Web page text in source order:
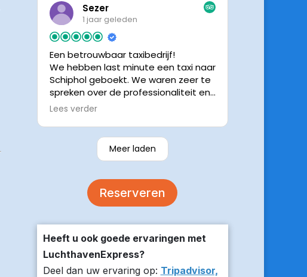
staat.Altijd nette chauffeurs, en in
mijn geval is het voordeliger dan
parkeren op P3 bij 9 dagen parkeren.
En dan hopen dat je auto geen
schade heeft ivm de krappe
parkeervakken. Ik beveel
Luchthavenexpress dan ook zeker
aan.
Sezer
1 jaar geleden
Een betrouwbaar taxibedrijf!
We hebben last minute een taxi naar
Schiphol geboekt. We waren zeer te
spreken over de professionaliteit en
vriendelijkheid van luchthavenexpres!
verzekerde om er op tijd te zijn en
stuurde z’n live locatie een paar
minuten voor aanvang bij ons thuis.
volgende keer zou ik weer hier
Lees verder
Meer laden
Reserveren
Heeft u ook goede ervaringen met
LuchthavenExpress?
Deel dan uw ervaring op: Tripadvisor,